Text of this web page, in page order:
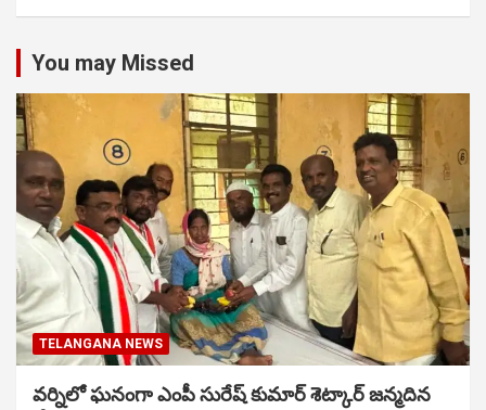
You may Missed
TELANGANA NEWS
వర్నిలో ఘనంగా ఎంపీ సురేష్ కుమార్ శెట్కార్ జన్మదిన